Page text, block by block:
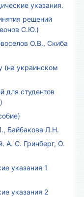
указания.
решений
С.Ю.)
О.В., Скиба
(на украинском
для студентов
Байбакова Л.Н.
А. С. Гринберг, О.
указания 1
указания 2